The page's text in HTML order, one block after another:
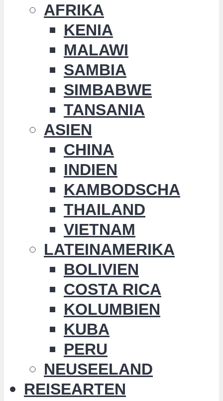
AFRIKA
KENIA
MALAWI
SAMBIA
SIMBABWE
TANSANIA
ASIEN
CHINA
INDIEN
KAMBODSCHA
THAILAND
VIETNAM
LATEINAMERIKA
BOLIVIEN
COSTA RICA
KOLUMBIEN
KUBA
PERU
NEUSEELAND
REISEARTEN